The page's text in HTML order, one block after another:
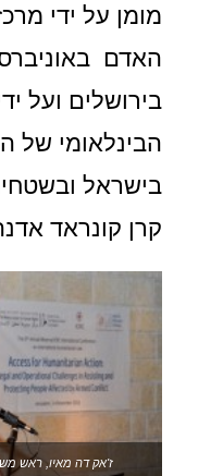
מומן על ידי
האדם
בירושלים ועל
בישראל
קרן קונראד
ז'אק דה מאיו, ראש